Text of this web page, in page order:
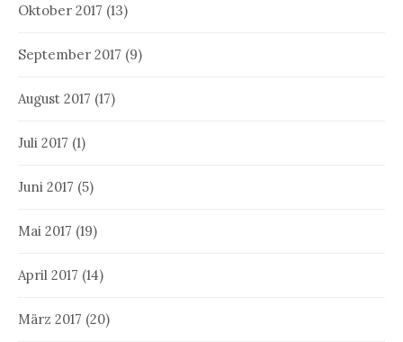
Oktober 2017 (13)
September 2017 (9)
August 2017 (17)
Juli 2017 (1)
Juni 2017 (5)
Mai 2017 (19)
April 2017 (14)
März 2017 (20)